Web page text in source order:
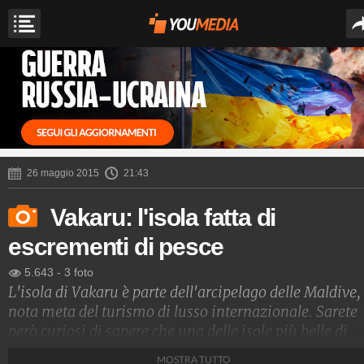
26 maggio 2015 21:43
Vakaru: l'isola fatta di
escrementi di pesce
5.643 - 3 foto
L'isola di Vakaru è parte dell'arcipelago delle Maldive,
nota meta del turismo di lusso internazionale. Sarete
però curiosi di sapere che una delle isole più belle di
MOSTRA TUTTO